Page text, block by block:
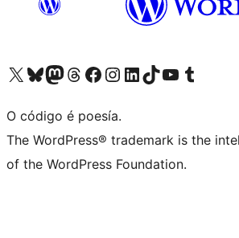
Visita la cuenta de X (anteriormente Twitter)
Visita a nosa conta de Bluesky
Visita a nosa conta de Mastodon
Visita a nosa conta de Threads
Visita a nosa páxina de Facebook
Visita a nosa conta de Instagram
Visita a nosa conta de LinkedIn
Visita a nosa conta de TikTok
Visita a nosa canle de YouTube
Visita a nosa conta de Tumblr
O código é poesía.
The WordPress® trademark is the
of the WordPress Foundation.